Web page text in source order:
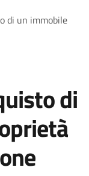
di un immobile
di